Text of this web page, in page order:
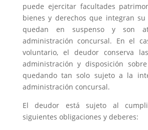
puede ejercitar facultades
bienes y derechos que integran
quedan en suspenso y son
administración concursal. En el
voluntario, el deudor conserva
administración y disposición
quedando tan solo sujeto a la
administración concursal.
El deudor está sujeto al
siguientes obligaciones y deberes: